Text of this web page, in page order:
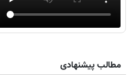
مطالب پیشنهادی